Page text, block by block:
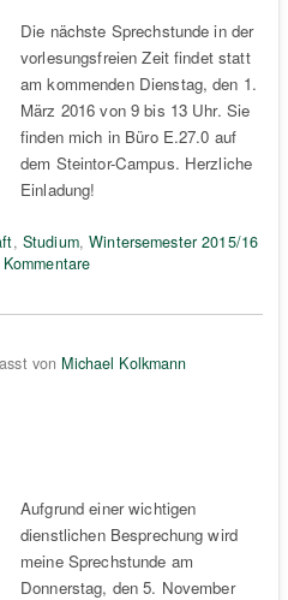
Die nächste Sprechstunde in der
vorlesungsfreien Zeit findet statt
am kommenden Dienstag, den 1.
März 2016 von 9 bis 13 Uhr. Sie
finden mich in Büro E.27.0 auf
dem Steintor-Campus. Herzliche
Einladung!
, Studium,Wintersemester 2015/16
von Michael Kolkmann
Aufgrund einer wichtigen
dienstlichen Besprechung wird
meine Sprechstunde am
Donnerstag, den 5. November